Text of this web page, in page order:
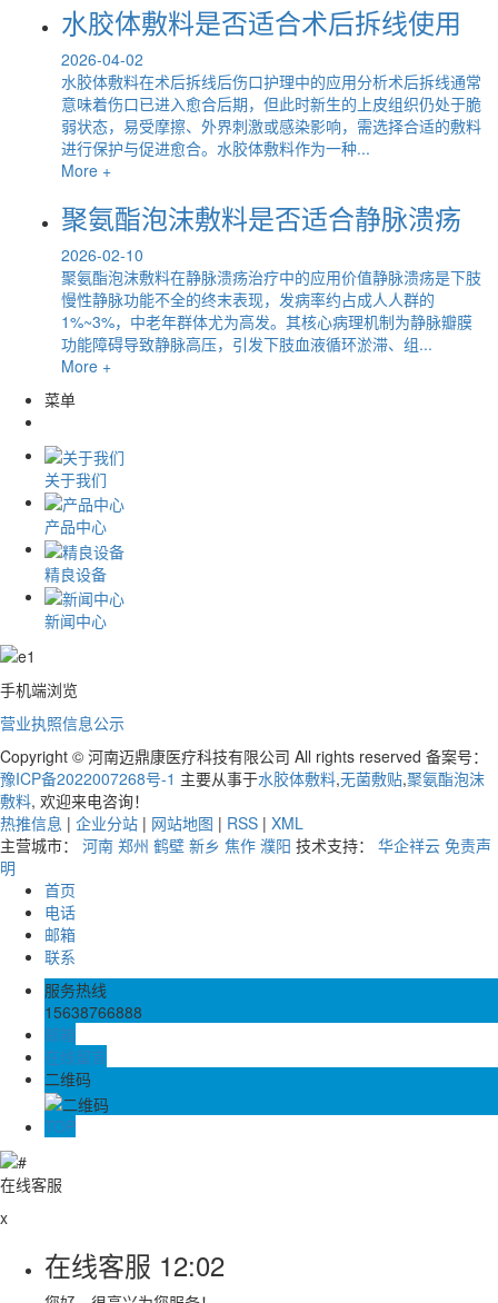
水胶体敷料是否适合术后拆线使用
2026-04-02
水胶体敷料在术后拆线后伤口护理中的应用分析术后拆线通常
意味着伤口已进入愈合后期，但此时新生的上皮组织仍处于脆
弱状态，易受摩擦、外界刺激或感染影响，需选择合适的敷料
进行保护与促进愈合。水胶体敷料作为一种...
More +
聚氨酯泡沫敷料是否适合静脉溃疡
2026-02-10
聚氨酯泡沫敷料在静脉溃疡治疗中的应用价值静脉溃疡是下肢
慢性静脉功能不全的终末表现，发病率约占成人人群的
1%~3%，中老年群体尤为高发。其核心病理机制为静脉瓣膜
功能障碍导致静脉高压，引发下肢血液循环淤滞、组...
More +
菜单
关于我们
产品中心
精良设备
新闻中心
手机端浏览
营业执照信息公示
Copyright © 河南迈鼎康医疗科技有限公司 All rights reserved 备案号：
豫ICP备2022007268号-1 主要从事于水胶体敷料,无菌敷贴,聚氨酯泡沫
敷料, 欢迎来电咨询！
热推信息 | 企业分站 | 网站地图 | RSS | XML
主营城市： 河南 郑州 鹤壁 新乡 焦作 濮阳 技术支持： 华企祥云 免责声
明
首页
电话
邮箱
联系
服务热线
15638766888
邮箱
在线留言
二维码
TOP
在线客服
x
在线客服 12:02